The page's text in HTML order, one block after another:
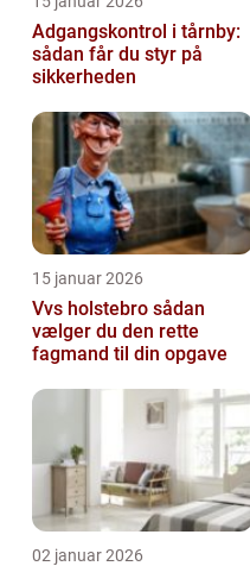
Adgangskontrol i tårnby:
sådan får du styr på
sikkerheden
15 januar 2026
Vvs holstebro sådan
vælger du den rette
fagmand til din opgave
02 januar 2026